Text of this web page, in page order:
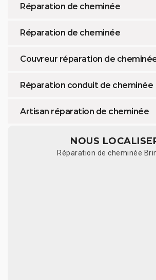
Réparation de cheminée
Réparation de cheminée
Couvreur réparation de
Réparation conduit de cheminée
Artisan réparation de cheminée
NOUS
Réparation de cheminée